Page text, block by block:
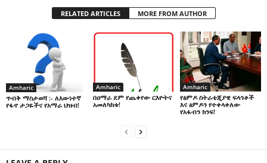
RELATED ARTICLES MORE FROM AUTHOR
Amharic
ጥብቅ ማስታወሻ :- ለእውነተኛ
የፋኖ ታጋዬችና የአማራ ህዝብ!
Amharic
በዐማራ ደም የጨቀየው ርእዮትና
አመለካከቱ!
Amharic
የፅምዶ ስትራቴጂያዊ ፍላጎቶች
እና ፅምዶን የተቀላቀለው
የአፋብን ክንፍ!